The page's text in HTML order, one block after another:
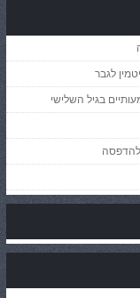
לגבר
בגיל השלישי
להדפסה